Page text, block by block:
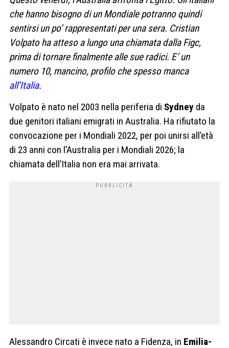
che hanno bisogno di un Mondiale potranno quindi
sentirsi un po’ rappresentati per una sera. Cristian
Volpato ha atteso a lungo una chiamata dalla Figc,
prima di tornare finalmente alle sue radici. E’ un
numero 10, mancino, profilo che spesso manca
all’Italia.
Volpato è nato nel 2003 nella periferia di Sydney da
due genitori italiani emigrati in Australia. Ha rifiutato la
convocazione per i Mondiali 2022, per poi unirsi all’età
di 23 anni con l’Australia per i Mondiali 2026; la
chiamata dell’Italia non era mai arrivata.
Alessandro Circati è invece nato a Fidenza, in Emilia-